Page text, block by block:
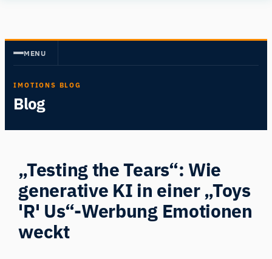
springen
MENU
IMOTIONS BLOG
Blog
„Testing the Tears“: Wie
generative KI in einer „Toys
'R' Us“-Werbung Emotionen
weckt